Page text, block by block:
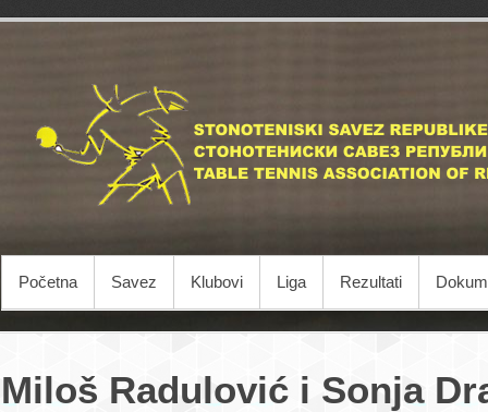
Početna Savez Klubovi Liga Rezultati
Miloš Radulović i Sonja